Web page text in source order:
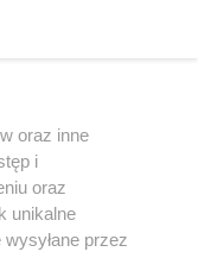
oraz inne
i
oraz
unikalne
przez